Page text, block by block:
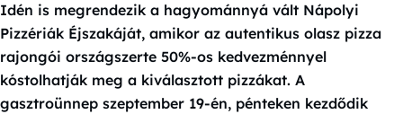
Idén is megrendezik a hagyománnyá vált Nápolyi
Pizzériák Éjszakáját, amikor az autentikus olasz pizza
rajongói országszerte 50%-os kedvezménnyel
kóstolhatják meg a kiválasztott pizzákat. A
gasztroünnep szeptember 19-én, pénteken kezdődik